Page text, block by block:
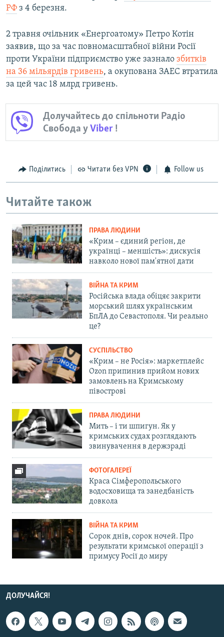
РФ з 4 березня.
2 травня очільник «Енергоатому» Петро Котін
заявив, що за час повномасштабної війни Росії
проти України підприємство уже зазнало збитків
на 36 мільярдів гривень, а окупована ЗАЕС втратила
за цей час 18 млрд гривень.
Долучайтесь до спільноти Радіо
Свобода уViber !
Поділитись Читати без VPN Follow us
Читайте також
ПРАВА ЛЮДИНИ
«Крим – єдиний регіон, де
українці – меншість»: дискусія
навколо нової пам'ятної дати
ВІЙНА ТА КРИМ
Російська влада обіцяє закрити
морський шлях українським
БпЛА до Севастополя. Чи реально
це?
СУСПІЛЬСТВО
«Крим – не Росія»: маркетплейс
Ozon припинив прийом нових
замовлень на Кримському
півострові
ПРАВА ЛЮДИНИ
Мить – і ти шпигун. Як у
кримських судах розглядають
звинувачення в держзраді
ФОТОГАЛЕРЕЇ
Краса Сімферопольського
водосховища та занедбаність
довкола
ВІЙНА ТА КРИМ
Сорок днів, сорок ночей. Про
результати кримської операції з
примусу Росії до миру
ДОЛУЧАЙСЯ!